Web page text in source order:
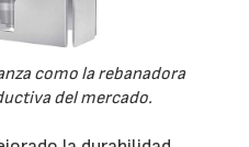
como la rebanadora
del mercado.